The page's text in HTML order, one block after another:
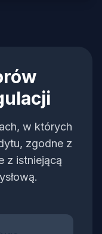
w których
zgodne z
z istniejącą